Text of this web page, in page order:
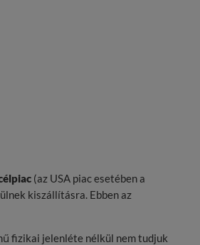
(az USA piac esetében a
kiszállításra. Ebben az
fizikai jelenléte nélkül nem tudjuk